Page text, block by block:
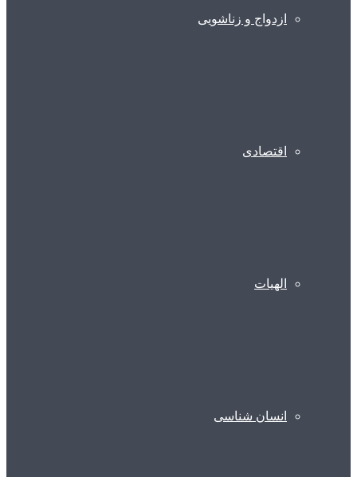
ازدواج و زناشویی
اقتصادی
الهیات
انسان شناسی